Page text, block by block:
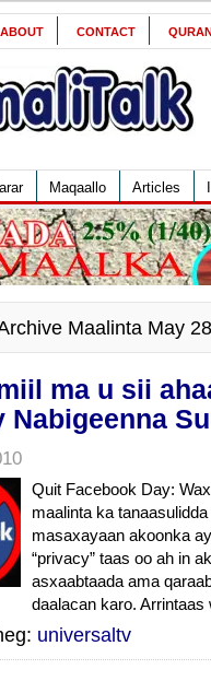
ABOUT CONTACT
Maqaallo Articles
Maalinta May
ma u sii
Nabigeenna
Quit Facebook Day:
maalinta ka
masaxayaan akoonka
“privacy” taas oo ah in
asxaabtaada ama
daalacan karo. Arrintaas
universaltv